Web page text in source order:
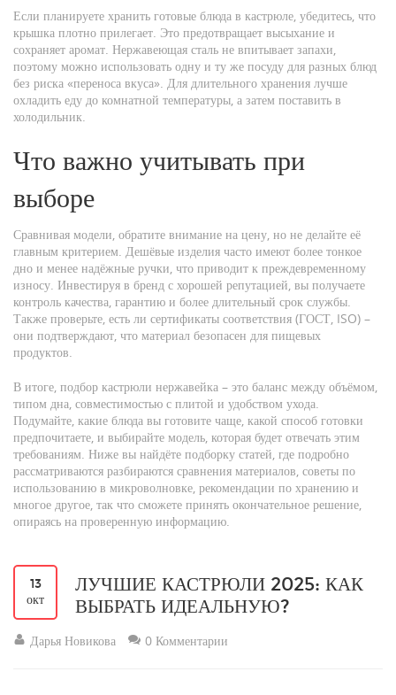
Если планируете хранить готовые блюда в кастрюле, убедитесь, что
крышка плотно прилегает. Это предотвращает высыхание и
сохраняет аромат. Нержавеющая сталь не впитывает запахи,
поэтому можно использовать одну и ту же посуду для разных блюд
без риска «переноса вкуса». Для длительного хранения лучше
охладить еду до комнатной температуры, а затем поставить в
холодильник.
Что важно учитывать при
выборе
Сравнивая модели, обратите внимание на цену, но не делайте её
главным критерием. Дешёвые изделия часто имеют более тонкое
дно и менее надёжные ручки, что приводит к преждевременному
износу. Инвестируя в бренд с хорошей репутацией, вы получаете
контроль качества, гарантию и более длительный срок службы.
Также проверьте, есть ли сертификаты соответствия (ГОСТ, ISO) –
они подтверждают, что материал безопасен для пищевых
продуктов.
В итоге, подбор кастрюли нержавейка – это баланс между объёмом,
типом дна, совместимостью с плитой и удобством ухода.
Подумайте, какие блюда вы готовите чаще, какой способ готовки
предпочитаете, и выбирайте модель, которая будет отвечать этим
требованиям. Ниже вы найдёте подборку статей, где подробно
рассматриваются разбираются сравнения материалов, советы по
использованию в микроволновке, рекомендации по хранению и
многое другое, так что сможете принять окончательное решение,
опираясь на проверенную информацию.
13
окт
ЛУЧШИЕ КАСТРЮЛИ 2025: КАК
ВЫБРАТЬ ИДЕАЛЬНУЮ?
Дарья Новикова 0 Комментарии